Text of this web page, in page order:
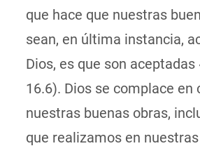
que hace que nuestras
sean, en última instancia,
Dios, es que son aceptadas
16.6). Dios se complace en
nuestras buenas obras,
que realizamos en